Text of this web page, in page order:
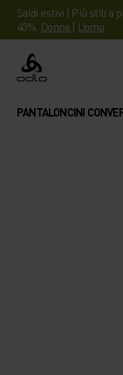
Saldi estivi | Più stili a
40%. Donna | Uomo
Odlo
PANTALONCINI